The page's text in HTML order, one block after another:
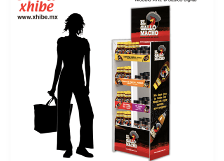
VENDE:
Impacta
exhibidores
personalizados
marca
inolvidable